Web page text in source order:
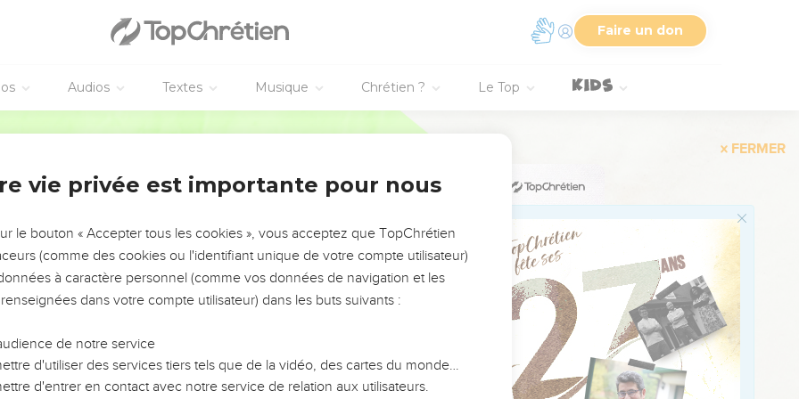
Faire un don
Audios Textes Musique Chrétien ? Le Top
soupire…
;
et lui conserve la vie. Il est heureux sur la terre, Et tu ne le livres pas au bon plaisir de
aie pitié de moi ! Guéris mon âme ! car j'ai péché contre toi.
méchamment de moi : Quand mourra-t-il ? quand périra son nom ?
me voir, il prend un langage faux, Il recueille des sujets de médire ; Il s'en va, et il
chuchotent entre eux contre moi ; Ils pensent que mon malheur causera ma ruine :
atteint, Le voilà couché, il ne se relèvera pas !
avec qui j'étais en paix, Qui avait ma confiance et qui mangeait mon pain, Lève le talon
pitié de moi et rétablis-moi ! Et je leur rendrai ce qui leur est dû.
vie privée est importante pour nous
le bouton « Accepter tous les cookies », vous acceptez que TopChrétien
(comme des cookies ou l'identifiant unique de votre compte utilisateur)
à caractère personnel (comme vos données de navigation et les
dans votre compte utilisateur) dans les buts suivants :
de notre service
d'utiliser des services tiers tels que de la vidéo, des cartes du monde…
d'entrer en contact avec notre service de relation aux utilisateurs.